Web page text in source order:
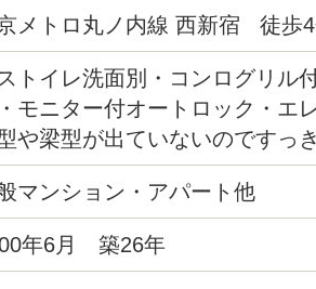
メトロ丸ノ内線 西新宿 徒歩
トイレ洗面別・コンログリル
モニター付オートロック・エ
や梁型が出ていないのですっ
熊谷組施土の注文集合住宅・
宿グランドタワー等再開発エ
夜景・2/25までに契約完了の方
マンション・アパート他
年6月 築26年